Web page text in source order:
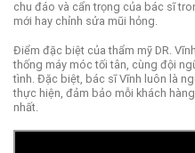
chu đáo và cẩn trọng của bác sĩ
mới hay chỉnh sửa mũi hỏng.
Điểm đặc biệt của thẩm mỹ DR.
thống máy móc tối tân, cùng đội
tình. Đặc biệt, bác sĩ Vĩnh luôn là
thực hiện, đảm bảo mỗi khách
nhất.